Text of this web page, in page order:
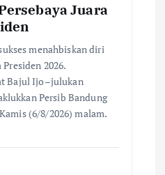
Juara
menahbiskan diri
2026.
Bajul Ijo–julukan
Persib Bandung
(6/8/2026) malam.